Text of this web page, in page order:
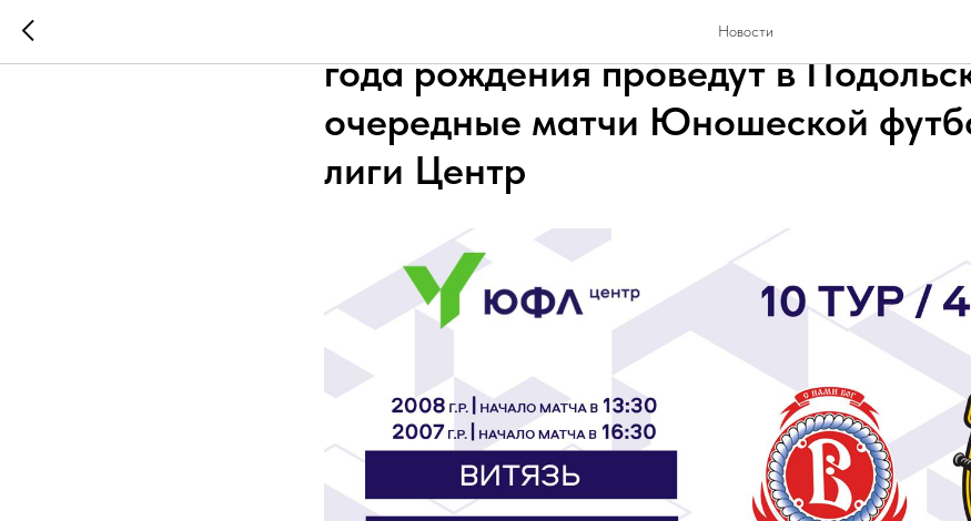
Новости
4 июня команды школы «Витязь»
года рождения проведут в
очередные матчи Юношеской
лиги Центр